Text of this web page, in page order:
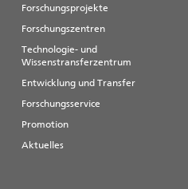
Forschungsprojekte
Forschungszentren
Technologie- und
Wissenstransferzentrum
Entwicklung und Transfer
Forschungsservice
Promotion
Aktuelles